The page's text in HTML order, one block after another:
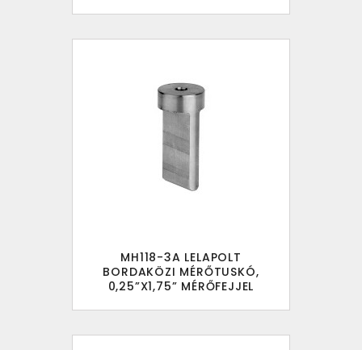
MH118-3A LELAPOLT
BORDAKÖZI MÉRŐTUSKÓ,
0,25”X1,75” MÉRŐFEJJEL